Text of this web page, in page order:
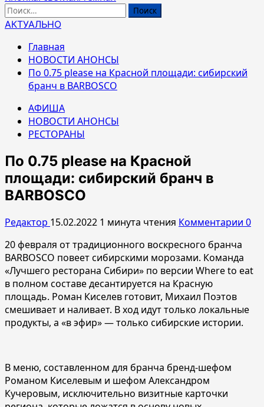
Найти:
АКТУАЛЬНО
Главная
НОВОСТИ АНОНСЫ
По 0.75 please на Красной площади: сибирский
бранч в BARBOSCO
АФИША
НОВОСТИ АНОНСЫ
РЕСТОРАНЫ
По 0.75 please на Красной
площади: сибирский бранч в
BARBOSCO
Редактор 15.02.2022 1 минута чтения Комментарии 0
20 февраля от традиционного воскресного бранча
BARBOSCO повеет сибирскими морозами. Команда
«Лучшего ресторана Сибири» по версии Where to eat
в полном составе десантируется на Красную
площадь. Роман Киселев готовит, Михаил Поэтов
смешивает и наливает. В ход идут только локальные
продукты, а «в эфир» — только сибирские истории.
В меню, составленном для бранча бренд-шефом
Романом Киселевым и шефом Александром
Кучеровым, исключительно визитные карточки